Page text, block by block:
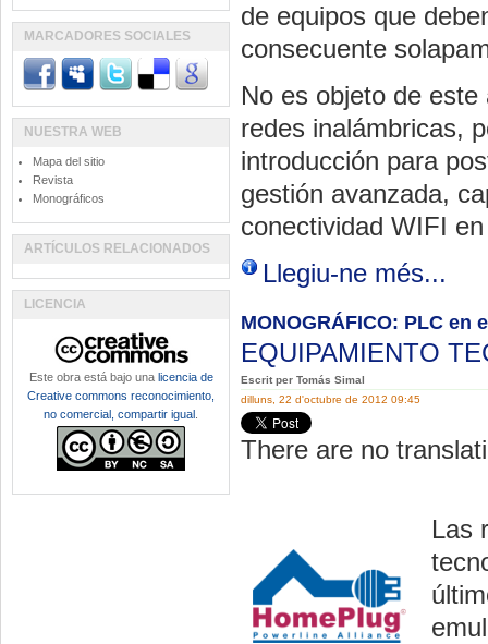
de equipos que
consecuente
No es objeto de
redes inalámbricas,
introducción para
gestión avanzada,
conectividad WIFI
Llegiu-ne més...
MONOGRÁFICO: PLC en
EQUIPAMIENTO
Escrit per Tomás Simal
dilluns, 22 d'octubre de 2012 09:45
There are no
Las
MARCADORES SOCIALES
NUESTRA WEB
Mapa del sitio
Revista
Monográficos
ARTÍCULOS RELACIONADOS
LICENCIA
Este obra está bajo una licencia de
Creative commons reconocimiento,
no comercial, compartir igual